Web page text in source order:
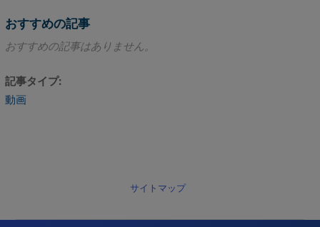
おすすめの記事
おすすめの記事はありません。
記事タイプ
動画
サイトマップ